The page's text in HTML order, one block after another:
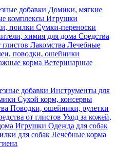
добавки Домики, мягкие
комплексы Игрушки
поилки Сумки-переноски
химия для дома Средства
Лакомства Лечебные
поводки, ошейники
корма Ветеринарные
добавки Инструменты для
Сухой корм, консервы
Поводки, ошейники, рулетки
от глистов Уход за кожей,
Игрушки Одежда для собак
для собак Лечебные корма